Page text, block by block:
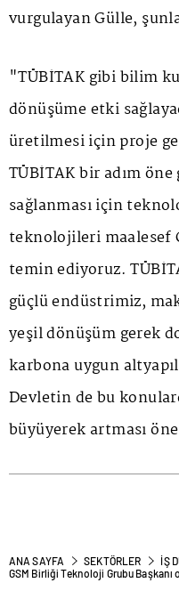
vurgulayan Gülle,
"TÜBİTAK gibi bilim
dönüşüme etki
üretilmesi için proje
TÜBİTAK bir adım
sağlanması için
teknolojileri maalesef
temin ediyoruz.
güçlü endüstrimiz,
yeşil dönüşüm gerek
karbona uygun
Devletin de bu
büyüyerek artması
ANA SAYFA SEKTÖRLER İŞ
GSM Birliği Teknoloji Grubu Başkanı